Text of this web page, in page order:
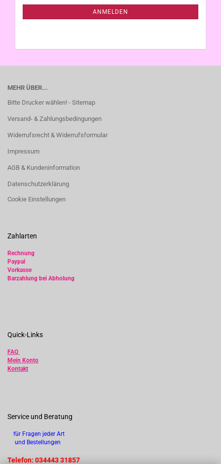
ANMELDEN
MEHR ÜBER...
Bitte Drucker wählen! - Sitemap
Versand- & Zahlungsbedingungen
Widerrufsrecht & Widerrufsformular
Impressum
AGB & Kundeninformation
Datenschutzerklärung
Cookie Einstellungen
Zahlarten
Rechnung
Paypal
Vorkasse
Barzahlung bei Abholung
Quick-Links
FAQ
Mein Konto
Kontakt
Service und Beratung
für Fragen jeder Art
und Bestellungen
Telefon: 034443 31857